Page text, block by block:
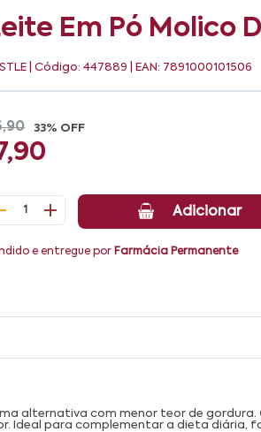
Em Pó Molico
| Código: 447889 | EAN: 7891000101506
33% OFF
1 Adicionar
e entregue por Farmácia Permanente
alternativa com menor teor de
Ideal para complementar a dieta diária,